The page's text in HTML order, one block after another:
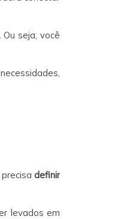
Ou seja, você
definir
levados em